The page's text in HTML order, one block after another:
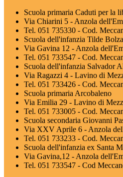
Scuola primaria Caduti per la
Via Chiarini 5 - Anzola
Tel. 051 735330 - Cod.
Scuola dell'infanzia Tilde
Via Gavina 12 - Anzola
Tel. 051 733547 - Cod.
Scuola dell'infanzia Salvador
Via Ragazzi 4 - Lavino di
Tel. 051 733426 - Cod.
Scuola primaria Arcobaleno
Via Emilia 29 - Lavino di
Tel. 051 733005 - Cod.
Scuola secondaria Giovanni
Via XXV Aprile 6 - Anzola
Tel. 051 733233 - Cod.
Scuola dell'infanzia ex Santa
Via Gavina,12 - Anzola
Tel. 051 733547 - Cod